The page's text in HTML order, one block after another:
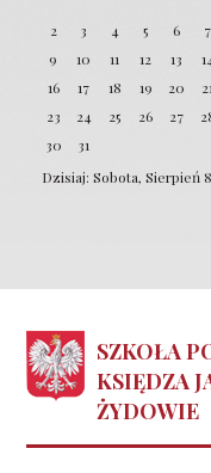
2
3 4 5 6 7
9
10 11 12 13
16
17 18 19 20
23
24 25 26 27
30
31
Dzisiaj: Sobota, Sierpień
SZKOŁA
KSIĘDZA
ŻYDOWIE